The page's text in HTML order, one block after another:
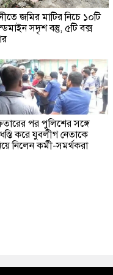
জমির মাটির নিচে ১০টি
সদৃশ বস্তু, ৫টি বক্স
পর পুলিশের সঙ্গে
করে যুবলীগ নেতাকে
নিলেন কর্মী-সমর্থকরা